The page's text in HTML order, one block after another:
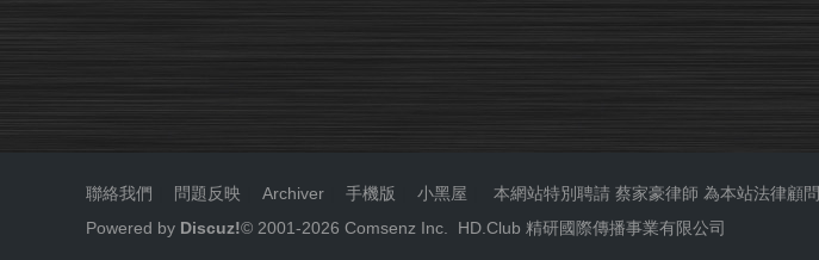
聯絡我們 問題反映 Archiver 手機版 小黑屋 本網站特別聘請 蔡家豪律師 為本站法律顧問
Powered by Discuz!© 2001-2026 Comsenz Inc. HD.Club 精研國際傳播事業有限公司